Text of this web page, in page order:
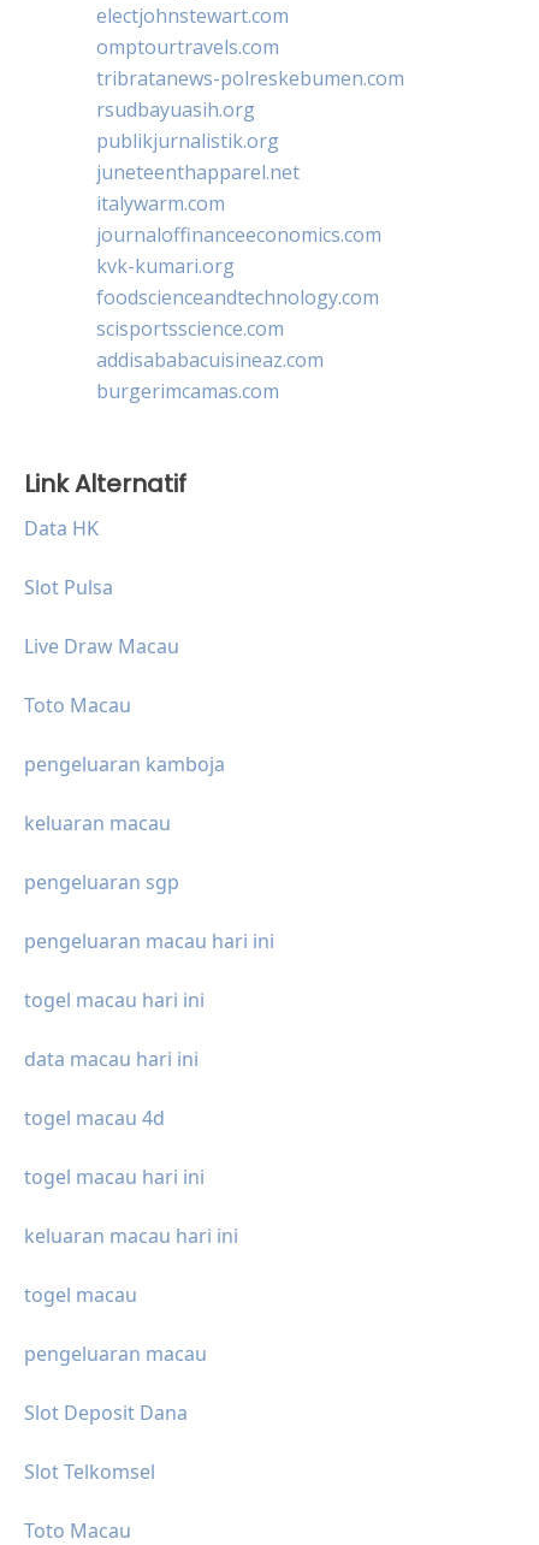
electjohnstewart.com
omptourtravels.com
tribratanews-polreskebumen.com
rsudbayuasih.org
publikjurnalistik.org
juneteenthapparel.net
italywarm.com
journaloffinanceeconomics.com
kvk-kumari.org
foodscienceandtechnology.com
scisportsscience.com
addisababacuisineaz.com
burgerimcamas.com
Link Alternatif
Data HK
Slot Pulsa
Live Draw Macau
Toto Macau
pengeluaran kamboja
keluaran macau
pengeluaran sgp
pengeluaran macau hari ini
togel macau hari ini
data macau hari ini
togel macau 4d
togel macau hari ini
keluaran macau hari ini
togel macau
pengeluaran macau
Slot Deposit Dana
Slot Telkomsel
Toto Macau